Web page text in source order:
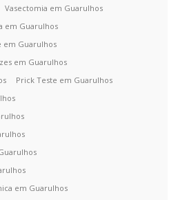
Vasectomia em Guarulhos
em Guarulhos
em Guarulhos
em Guarulhos
Prick Teste em Guarulhos
em Guarulhos